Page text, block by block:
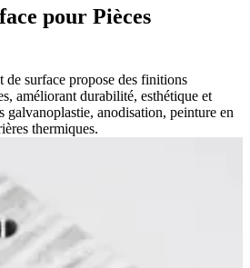
pour Pièces
de surface propose des finitions
améliorant durabilité, esthétique et
anodisation, peinture en
thermiques.